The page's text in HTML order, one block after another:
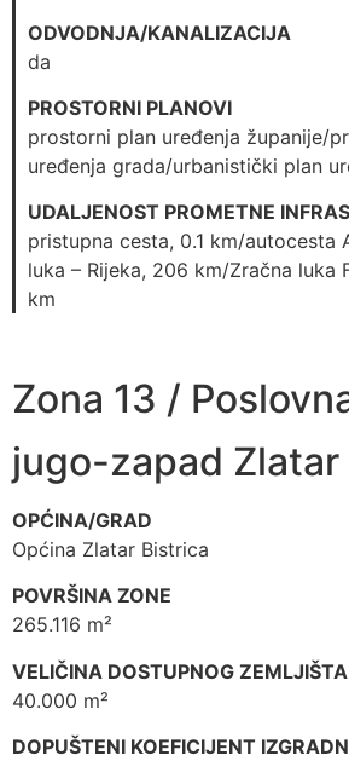
ODVODNJA/KANALIZACIJA
da
PROSTORNI PLANOVI
prostorni plan uređenja županije/
uređenja grada/urbanistički plan
UDALJENOST PROMETNE
pristupna cesta, 0.1 km/autocesta
luka – Rijeka, 206 km/Zračna luka
km
Zona 13 /
jugo-zapad Zlatar
OPĆINA/GRAD
Općina Zlatar Bistrica
POVRŠINA ZONE
265.116 m²
VELIČINA DOSTUPNOG ZEMLJIŠTA
40.000 m²
DOPUŠTENI KOEFICIJENT